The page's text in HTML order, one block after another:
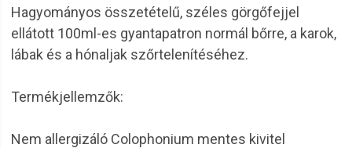
Hagyományos összetételű, széles görgőfejjel
ellátott 100ml-es gyantapatron normál bőrre, a karok,
lábak és a hónaljak szőrtelenítéséhez.
Termékjellemzők:
Nem allergizáló Colophonium mentes kivitel